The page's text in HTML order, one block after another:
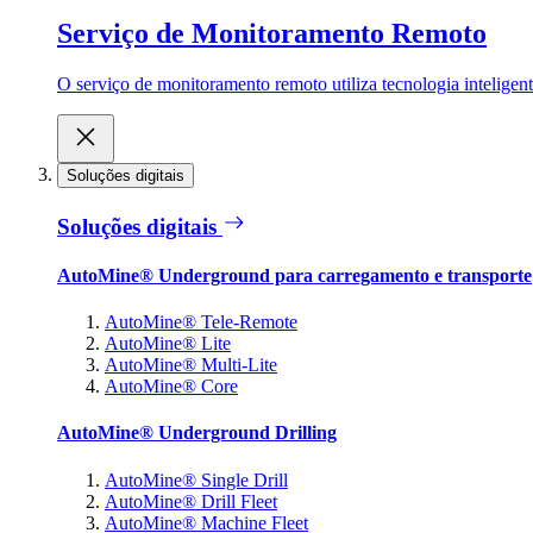
Serviço de Monitoramento Remoto
O serviço de monitoramento remoto utiliza tecnologia
Soluções digitais
Soluções digitais
AutoMine® Underground para carregamento e transporte
AutoMine® Tele-Remote
AutoMine® Lite
AutoMine® Multi-Lite
AutoMine® Core
AutoMine® Underground Drilling
AutoMine® Single Drill
AutoMine® Drill Fleet
AutoMine® Machine Fleet